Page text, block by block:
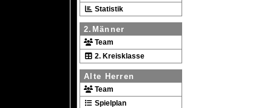
Statistik
2.Männer
Team
2. Kreisklasse
Alte Herren
Team
Spielplan